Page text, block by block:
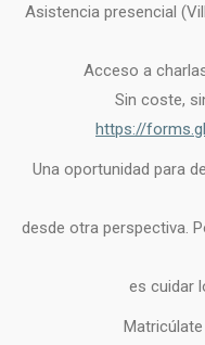
Asistencia presencial
Acceso a
Sin coste,
https://
Una oportunidad para
desde otra perspectiva.
es cuidar